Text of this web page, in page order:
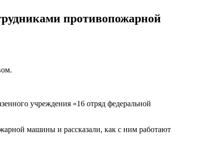
противопожарной
учреждения «16 отряд федеральной
машины и рассказали, как с ним работают